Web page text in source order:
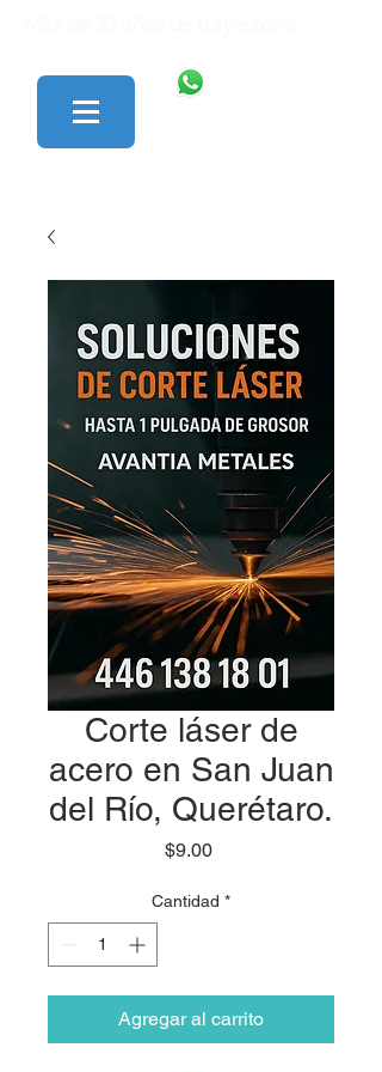
Corte láser de
acero en San Juan
del Río, Querétaro.
$9.00Precio
Cantidad *
Agregar al carrito